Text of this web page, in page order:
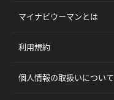
マイナビウーマンとは
利用規約
個人情報の取扱いについて